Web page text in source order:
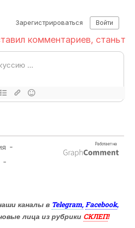
каналы в Telegram, Facebook,
лица из рубрики СКЛЕП!